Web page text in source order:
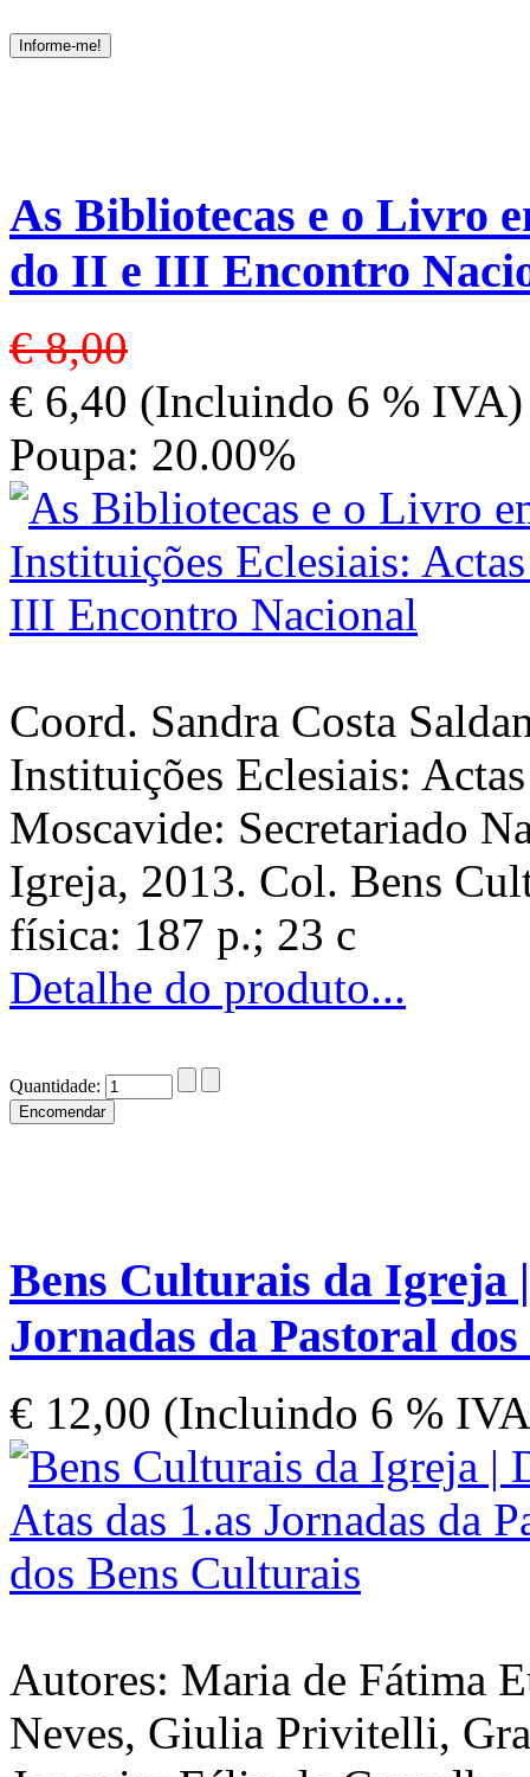
As Bibliotecas e o Livro
do II e III Encontro
€ 8,00
€ 6,40 (Incluindo 6 % IVA)
Poupa: 20.00%
Coord. Sandra Costa
Instituições Eclesiais:
Moscavide: Secretariado
Igreja, 2013. Col. Bens
física: 187 p.; 23 c
Detalhe do produto...
Quantidade:
Bens Culturais da Igreja
Jornadas da Pastoral
€ 12,00 (Incluindo 6 %
Autores: Maria de Fátima
Neves, Giulia Privitelli,